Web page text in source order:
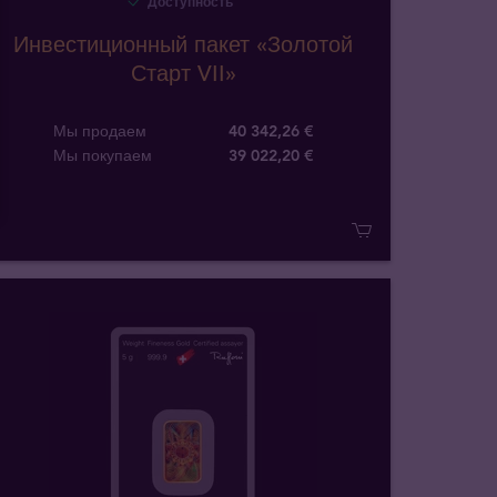
Инвестиционный пакет «Золотой
Старт VII»
Мы продаем
40 342,26 €
Мы покупаем
39 022,20 €